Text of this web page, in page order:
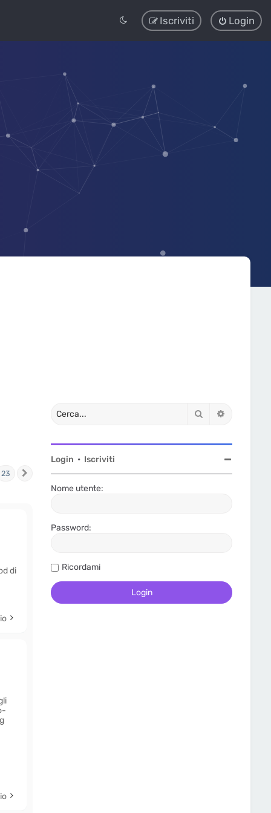
Login
Iscriviti
23 Prossimo
di
Cerca
Login • Iscriviti
Nome utente:
Password:
Ricordami